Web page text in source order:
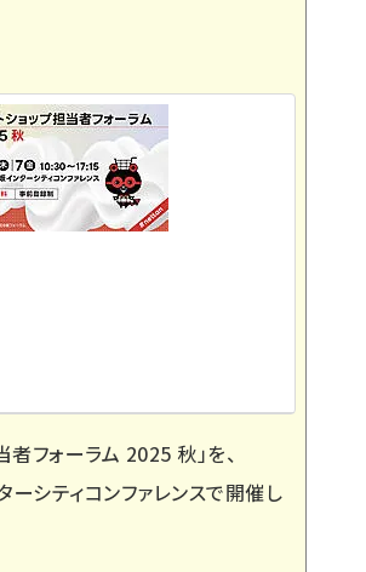
者フォーラム 2025 秋 」を、
シティコンファレンスで開催し